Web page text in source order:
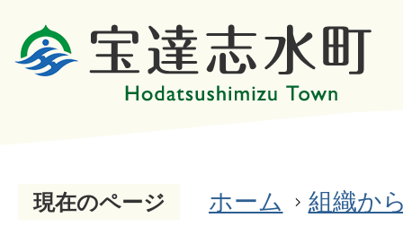
現在のページ ホーム 組織か